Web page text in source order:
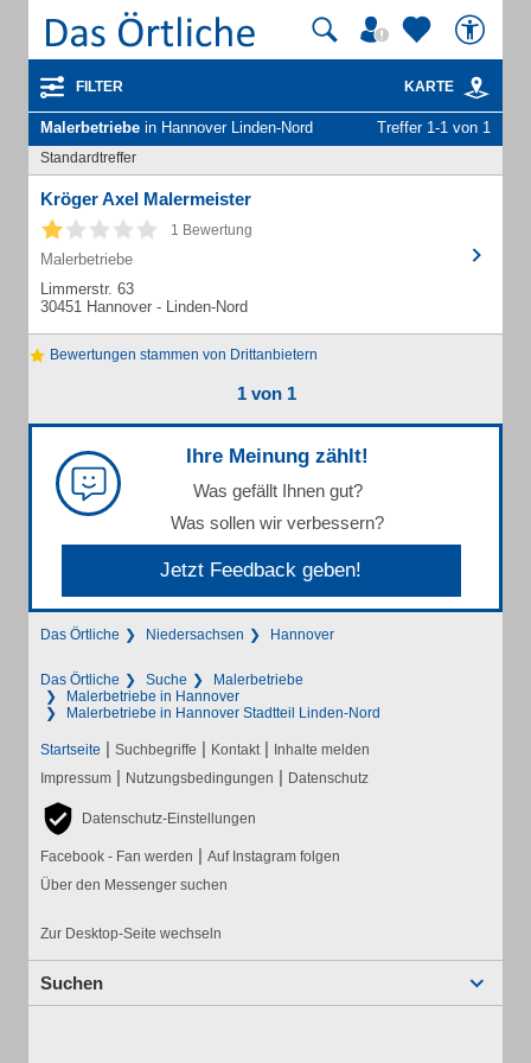
FILTER KARTE
Malerbetriebe in Hannover Linden-Nord Treffer 1-1 von 1
Standardtreffer
Kröger Axel Malermeister
1 Bewertung
Malerbetriebe
Limmerstr. 63
30451 Hannover - Linden-Nord
Bewertungen stammen von Drittanbietern
1 von 1
Ihre Meinung zählt!
Was gefällt Ihnen gut?
Was sollen wir verbessern?
Jetzt Feedback geben!
Das Örtliche Niedersachsen Hannover
Das Örtliche Suche
Malerbetriebe
Malerbetriebe in Hannover
Malerbetriebe in Hannover Stadtteil Linden-Nord
Startseite | Suchbegriffe | Kontakt | Inhalte melden
Impressum | Nutzungsbedingungen | Datenschutz
Datenschutz-Einstellungen
Facebook - Fan werden | Auf Instagram folgen
Über den Messenger suchen
Zur Desktop-Seite wechseln
Suchen